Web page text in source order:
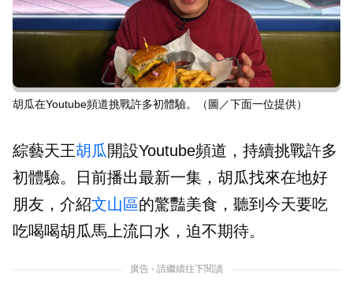
胡瓜在Youtube頻道挑戰許多初體驗。（圖／下面一位提供）
綜藝天王胡瓜開設Youtube頻道，持續挑戰許多
初體驗。日前播出最新一集，胡瓜找來在地好
朋友，介紹文山區的驚豔美食，聽到今天要吃
吃喝喝胡瓜馬上流口水，迫不期待。
廣告 - 請繼續往下閱讀